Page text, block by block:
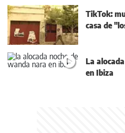
TikTok:
casa de
La
en Ibiza